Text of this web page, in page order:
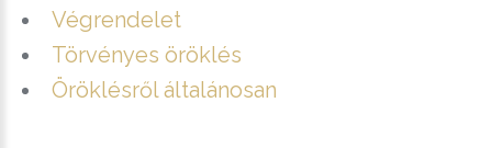
Végrendelet
Törvényes öröklés
Öröklésről általánosan